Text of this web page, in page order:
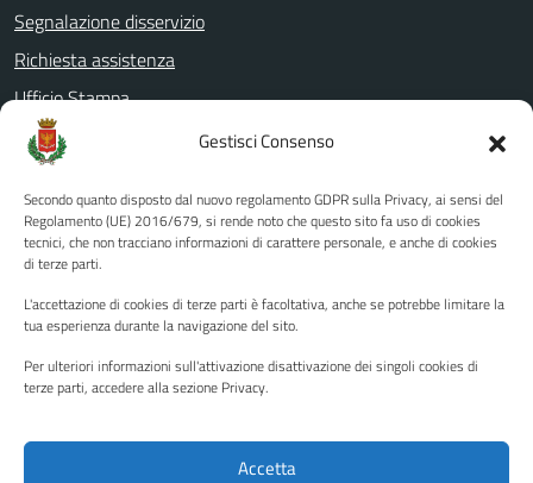
Gestisci Consenso
Secondo quanto disposto dal nuovo regolamento GDPR sulla Privacy, ai sensi del
Regolamento (UE) 2016/679, si rende noto che questo sito fa uso di cookies
tecnici, che non tracciano informazioni di carattere personale, e anche di cookies
di terze parti.
L'accettazione di cookies di terze parti è facoltativa, anche se potrebbe limitare la
tua esperienza durante la navigazione del sito.
Per ulteriori informazioni sull'attivazione disattivazione dei singoli cookies di
terze parti, accedere alla sezione Privacy.
Accetta
Segnalazione disservizio
Richiesta assistenza
Ufficio Stampa
Amministrazione Trasparente
Albo pretorio
Informativa privacy
Note legali
Piano di miglioramento del sito
Instagram